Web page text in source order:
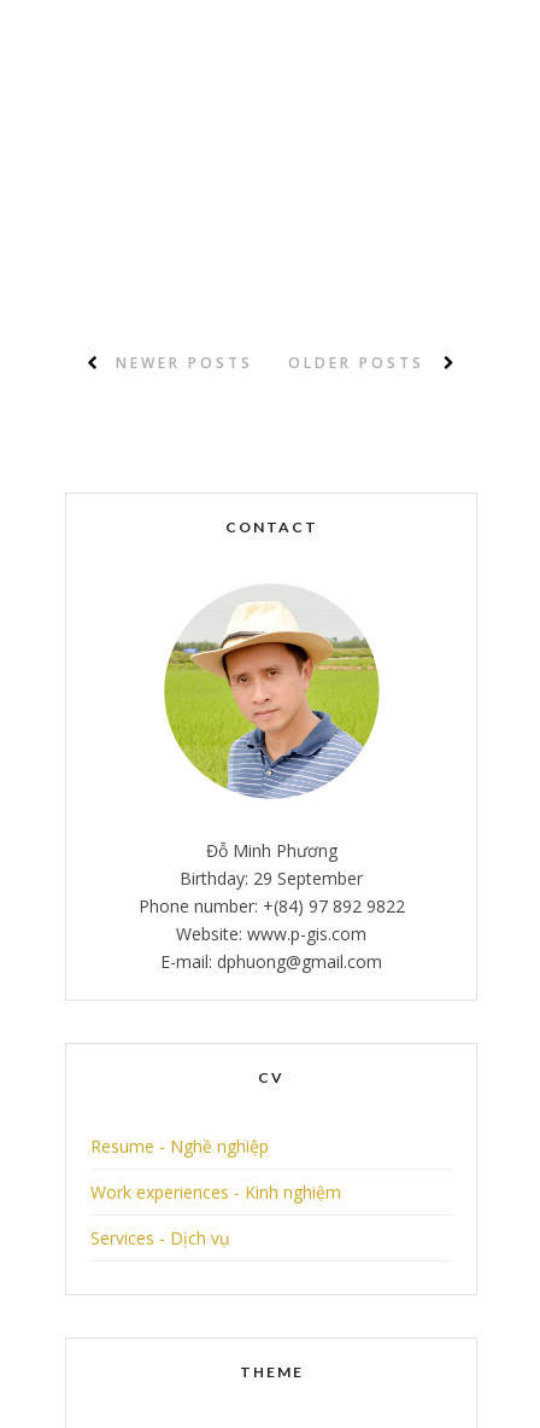
NEWER POSTS OLDER POSTS
CONTACT
Đỗ Minh Phương
Birthday: 29 September
Phone number: +(84) 97 892 9822
Website: www.p-gis.com
E-mail: dphuong@gmail.com
CV
Resume - Nghề nghiệp
Work experiences - Kinh nghiệm
Services - Dịch vụ
THEME